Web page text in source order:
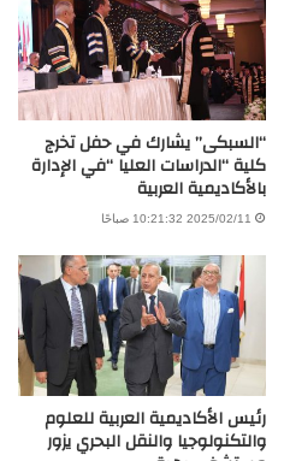
“السبكى” يشارك في حفل تخرج
كلية “الدراسات العليا “في الإدارة
بالأكاديمية العربية
2025/02/11 10:21:32 صباحًا
رئيس الأكاديمية العربية للعلوم
والتكنولوجيا والنقل البحري يزور